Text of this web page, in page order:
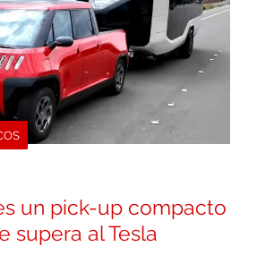
un pick-up compacto
supera al Tesla